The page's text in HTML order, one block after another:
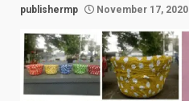
publishermp November 17, 2020